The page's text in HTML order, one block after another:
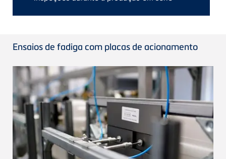
Ensaios de fadiga com placas de acionamento